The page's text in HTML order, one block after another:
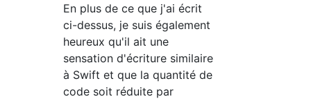
En plus de ce que j'ai écrit
ci-dessus, je suis également
heureux qu'il ait une
sensation d'écriture similaire
à Swift et que la quantité de
code soit réduite par